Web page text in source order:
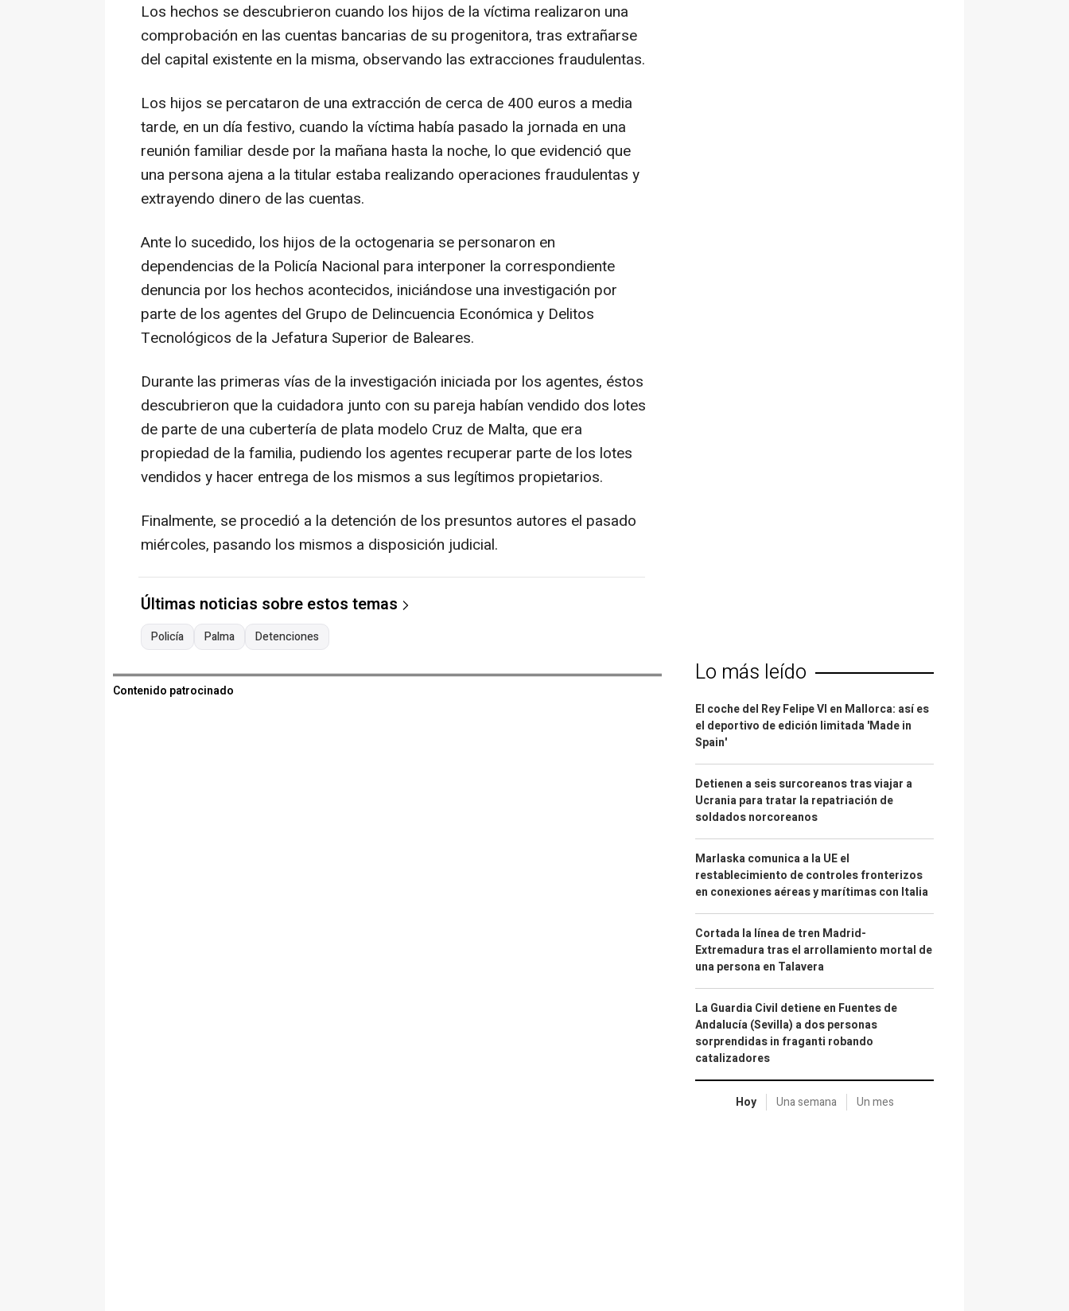
Los hechos se descubrieron cuando los hijos de la víctima realizaron una
comprobación en las cuentas bancarias de su progenitora, tras extrañarse
del capital existente en la misma, observando las extracciones fraudulentas.
Los hijos se percataron de una extracción de cerca de 400 euros a media
tarde, en un día festivo, cuando la víctima había pasado la jornada en una
reunión familiar desde por la mañana hasta la noche, lo que evidenció que
una persona ajena a la titular estaba realizando operaciones fraudulentas y
extrayendo dinero de las cuentas.
Ante lo sucedido, los hijos de la octogenaria se personaron en
dependencias de la Policía Nacional para interponer la correspondiente
denuncia por los hechos acontecidos, iniciándose una investigación por
parte de los agentes del Grupo de Delincuencia Económica y Delitos
Tecnológicos de la Jefatura Superior de Baleares.
Durante las primeras vías de la investigación iniciada por los agentes, éstos
descubrieron que la cuidadora junto con su pareja habían vendido dos lotes
de parte de una cubertería de plata modelo Cruz de Malta, que era
propiedad de la familia, pudiendo los agentes recuperar parte de los lotes
vendidos y hacer entrega de los mismos a sus legítimos propietarios.
Finalmente, se procedió a la detención de los presuntos autores el pasado
miércoles, pasando los mismos a disposición judicial.
Últimas noticias sobre estos temas
Policía Palma Detenciones
Contenido patrocinado
Lo más leído
El coche del Rey Felipe VI en Mallorca: así es
el deportivo de edición limitada 'Made in
Spain'
Detienen a seis surcoreanos tras viajar a
Ucrania para tratar la repatriación de
soldados norcoreanos
Marlaska comunica a la UE el
restablecimiento de controles fronterizos
en conexiones aéreas y marítimas con Italia
Cortada la línea de tren Madrid-
Extremadura tras el arrollamiento mortal de
una persona en Talavera
La Guardia Civil detiene en Fuentes de
Andalucía (Sevilla) a dos personas
sorprendidas in fraganti robando
catalizadores
Hoy Una semana Un mes